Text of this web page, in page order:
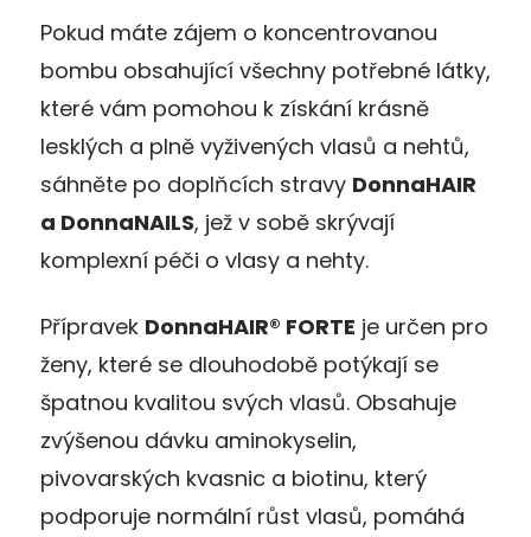
Pokud máte zájem o koncentrovanou
bombu obsahující všechny potřebné látky,
které vám pomohou k získání krásně
lesklých a plně vyživených vlasů a nehtů,
sáhněte po doplňcích stravy DonnaHAIR
a DonnaNAILS, jež v sobě skrývají
komplexní péči o vlasy a nehty.
Přípravek DonnaHAIR® FORTE je určen pro
ženy, které se dlouhodobě potýkají se
špatnou kvalitou svých vlasů. Obsahuje
zvýšenou dávku aminokyselin,
pivovarských kvasnic a biotinu, který
podporuje normální růst vlasů, pomáhá